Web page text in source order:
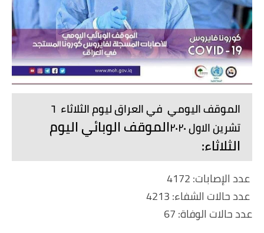
الموقف اليومي في العراق ليوم الثلاثاء ٦
تشرين الاول ٢٠٢٠
الموقف الوبائي اليوم
الثلاثاء:
عدد الإصابات: 4172
عدد حالات الشفاء: 4213
عدد حالات الوفاة: 67